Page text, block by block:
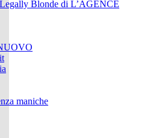
Blonde di L’AGENCE
maniche